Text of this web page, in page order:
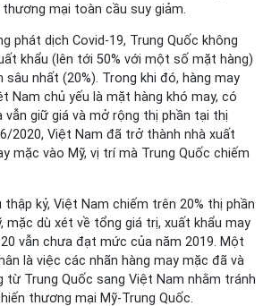
mại toàn cầu suy giảm.
phát dịch Covid-19, Trung Quốc không
khẩu (lên tới 50% với một số mặt hàng)
nhất (20%). Trong khi đó, hàng may
Nam chủ yếu là mặt hàng khó may, có
vẫn giữ giá và mở rộng thị phần tại thị
2020, Việt Nam đã trở thành nhà xuất
mặc vào Mỹ, vị trí mà Trung Quốc chiếm
thập kỷ, Việt Nam chiếm trên 20% thị phần
mặc dù xét về tổng giá trị, xuất khẩu may
vẫn chưa đạt mức của năm 2019. Một
là việc các nhãn hàng may mặc đã và
từ Trung Quốc sang Việt Nam nhằm tránh
thương mại Mỹ-Trung Quốc.